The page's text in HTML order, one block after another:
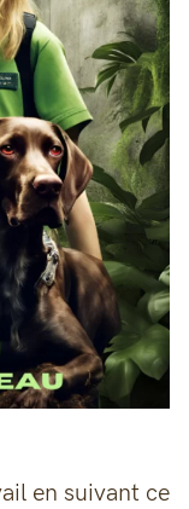
en suivant ce